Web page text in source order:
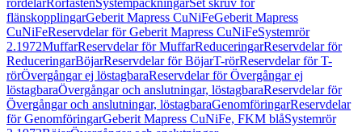
rördelarRörfästenSystempackningarSet skruv för
flänskopplingarGeberit Mapress CuNiFeGeberit Mapress
CuNiFeReservdelar för Geberit Mapress CuNiFeSystemrör
2.1972MuffarReservdelar för MuffarReduceringarReservdelar för
ReduceringarBöjarReservdelar för BöjarT-rörReservdelar för T-
rörÖvergångar ej löstagbaraReservdelar för Övergångar ej
löstagbaraÖvergångar och anslutningar, löstagbaraReservdelar för
Övergångar och anslutningar, löstagbaraGenomföringarReservdelar
för GenomföringarGeberit Mapress CuNiFe, FKM blåSystemrör